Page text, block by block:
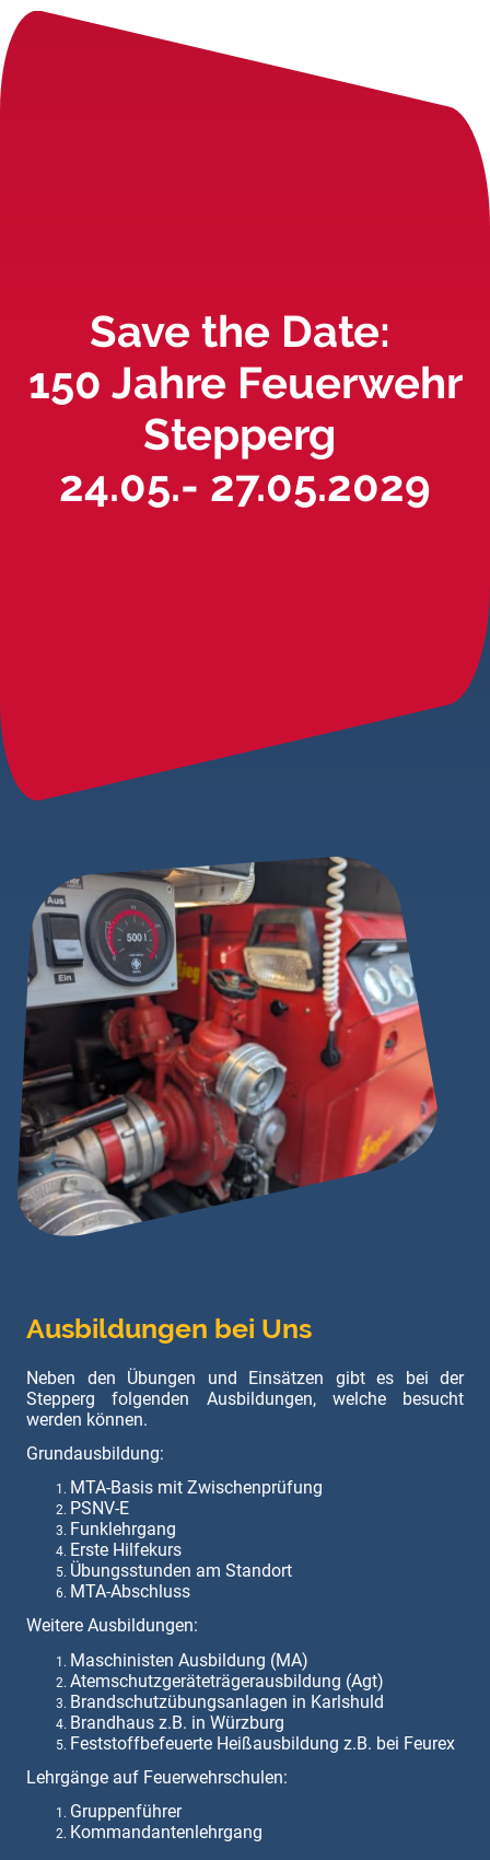
Save the Date:
150 Jahre Feuerwehr
Stepperg
24.05.- 27.05.2029
Ausbildungen bei Uns
Neben den Übungen und Einsätzen gibt es bei der
Stepperg folgenden Ausbildungen, welche besucht
werden können.
Grundausbildung:
MTA-Basis mit Zwischenprüfung
PSNV-E
Funklehrgang
Erste Hilfekurs
Übungsstunden am Standort
MTA-Abschluss
Weitere Ausbildungen:
Maschinisten Ausbildung (MA)
Atemschutzgeräteträgerausbildung (Agt)
Brandschutzübungsanlagen in Karlshuld
Brandhaus z.B. in Würzburg
Feststoffbefeuerte Heißausbildung z.B. bei Feurex
Lehrgänge auf Feuerwehrschulen:
Gruppenführer
Kommandantenlehrgang